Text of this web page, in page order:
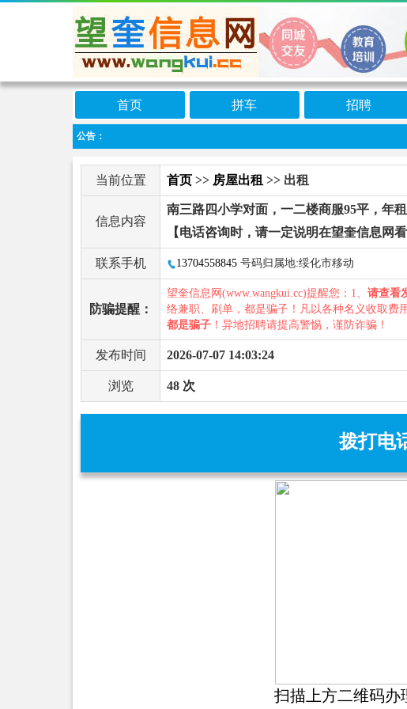
首页 拼车 招聘
公告：
当前位置 首页 >> 房屋出租 >> 出租
信息内容
南三路四小学对面，一二楼商服95平，年租
【电话咨询时，请一定说明在望奎信息网
联系手机 13704558845 号码归属地:绥化市移动
防骗提醒：
望奎信息网(www.wangkui.cc)提醒您：1、 请查看
络兼职、刷单，都是骗子！凡以各种名义收取费
都是骗子 ！异地招聘请提高警惕，谨防诈骗！
发布时间 2026-07-07 14:03:24
浏览 48 次
拨打电
扫描上方二维码办